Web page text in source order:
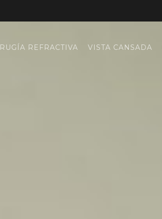
REFRACTIVA VISTA CANSADA